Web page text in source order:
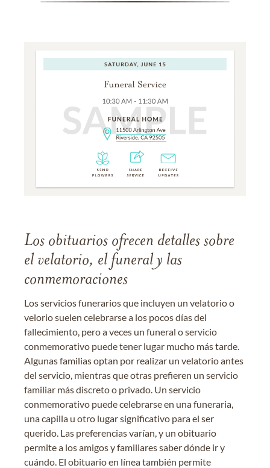
Los obituarios ofrecen detalles sobre
el velatorio, el funeral y las
conmemoraciones
Los servicios funerarios que incluyen un velatorio o
velorio suelen celebrarse a los pocos días del
fallecimiento, pero a veces un funeral o servicio
conmemorativo puede tener lugar mucho más tarde.
Algunas familias optan por realizar un velatorio antes
del servicio, mientras que otras prefieren un servicio
familiar más discreto o privado. Un servicio
conmemorativo puede celebrarse en una funeraria,
una capilla u otro lugar significativo para el ser
querido. Las preferencias varían, y un obituario
permite a los amigos y familiares saber dónde ir y
cuándo. El obituario en línea también permite